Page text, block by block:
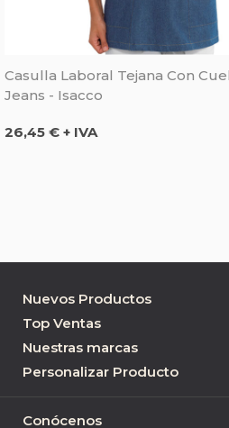
Casulla Laboral Tejana Con
Jeans - Isacco
Precio
26,45 € + IVA
Nuevos Productos
Top Ventas
Nuestras marcas
Personalizar Producto
Conócenos